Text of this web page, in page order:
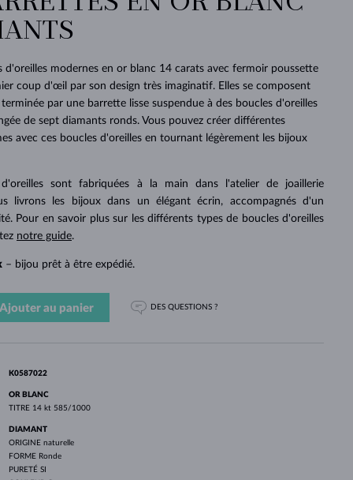
DE SES
RÊVES
L'AMOUR
DÉCOUVRIR
OR ROSE
BEAUTÉ
PURE
TOPAZES
TOURMALINES
POUR BÉBÉS
MARIAGE
OR BLANC
PLUS
BELLES
MOLDAVITES
MINÉRAUX
OR BLANC
OR JAUNE
OR ROSE
PENDENTIFS
DÉCOUVRIR
INTEMPORELS
DÉCOUVRIR
DES
PERLES
DÉCOUVRIR
ÉMERAUDES
MOLDAVITES
MARIAGE
OR JAUNE
OR BLANC
AUTHENTIQUES
DÉCOUVRIR
BEAUTÉ
EXCEPTIONNELLES
DÉCOUVRIR
d'oreilles modernes en or blanc 14 carats avec fermoir poussette
coup d'œil par son design très imaginatif. Elles se composent
par une barrette lisse suspendue à des boucles d'oreilles
de sept diamants ronds. Vous pouvez créer différentes
avec ces boucles d'oreilles en tournant légèrement les bijoux
d'oreilles sont fabriquées à la main dans l'atelier de joaillerie
livrons les bijoux dans un élégant écrin, accompagnés d'un
Pour en savoir plus sur les différents types de boucles d'oreilles
notre guide.
– bijou prêt à être expédié.
Ajouter au panier DES QUESTIONS ?
K0587022
OR BLANC
TITRE 14 kt 585/1000
DIAMANT
ORIGINE naturelle
FORME Ronde
PURETÉ SI